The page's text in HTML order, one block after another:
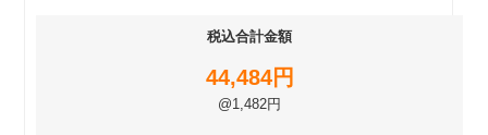
税込合計金額
44,484円
@1,482円